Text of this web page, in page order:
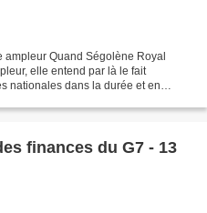
ampleur Quand Ségolène Royal
elle entend par là le fait
nationales dans la durée et en
finances du G7 - 13